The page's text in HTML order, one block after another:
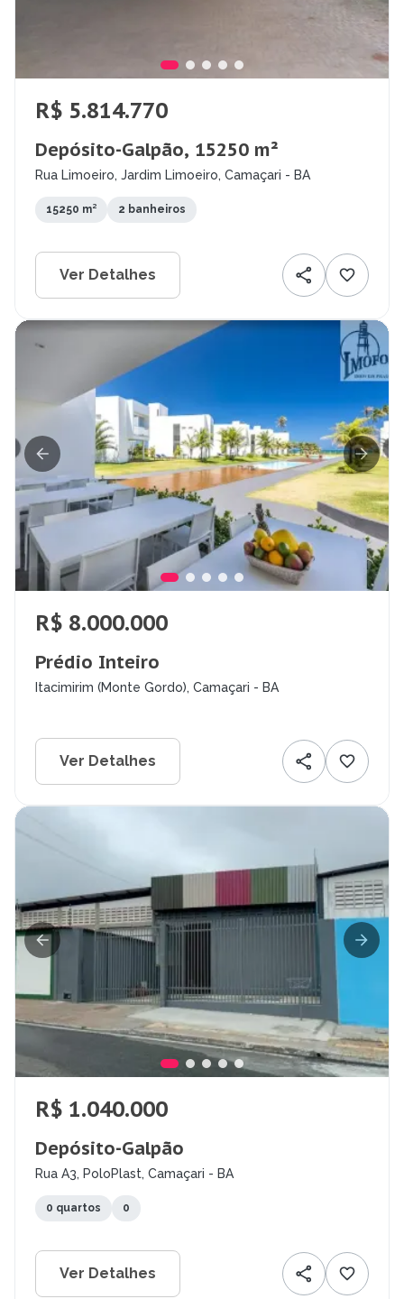
R$ 5.814.770
Depósito-Galpão, 15250 m²
Rua Limoeiro, Jardim Limoeiro, Camaçari - BA
15250 m² 2 banheiros
Ver Detalhes
R$ 8.000.000
Prédio Inteiro
Itacimirim (Monte Gordo), Camaçari - BA
Ver Detalhes
R$ 1.040.000
Depósito-Galpão
Rua A3, PoloPlast, Camaçari - BA
0 quartos 0
Ver Detalhes